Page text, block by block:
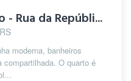
Rua da Repúbli...
moderna, banheiros
O quarto é